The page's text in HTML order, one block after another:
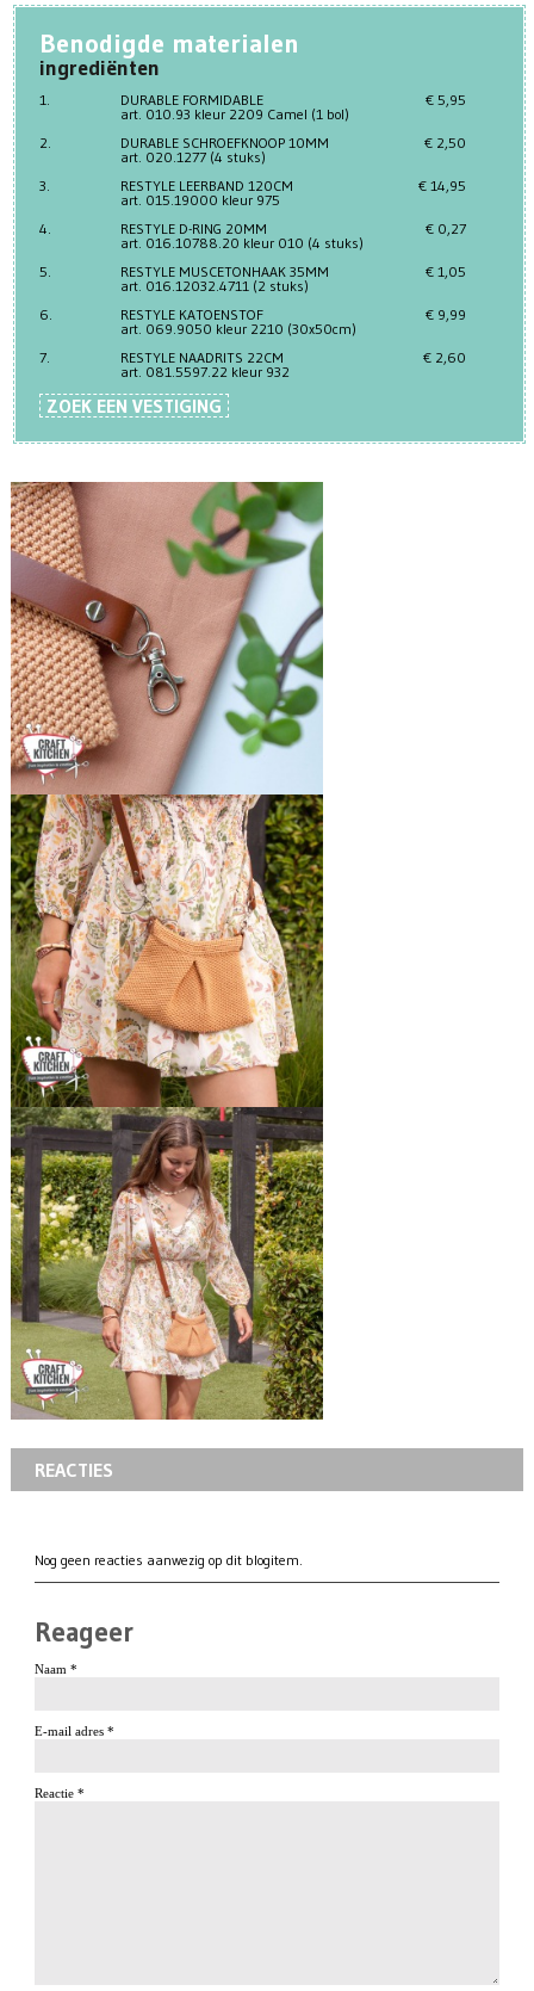
Benodigde materialen
ingrediënten
1.
DURABLE FORMIDABLE
art. 010.93 kleur 2209 Camel (1 bol)
€ 5,95
2.
DURABLE SCHROEFKNOOP 10MM
art. 020.1277 (4 stuks)
€ 2,50
3.
RESTYLE LEERBAND 120CM
art. 015.19000 kleur 975
€ 14,95
4.
RESTYLE D-RING 20MM
art. 016.10788.20 kleur 010 (4 stuks)
€ 0,27
5.
RESTYLE MUSCETONHAAK 35MM
art. 016.12032.4711 (2 stuks)
€ 1,05
6.
RESTYLE KATOENSTOF
art. 069.9050 kleur 2210 (30x50cm)
€ 9,99
7.
RESTYLE NAADRITS 22CM
art. 081.5597.22 kleur 932
€ 2,60
ZOEK EEN VESTIGING
REACTIES
Nog geen reacties aanwezig op dit blogitem.
Reageer
Naam *
E-mail adres *
Reactie *